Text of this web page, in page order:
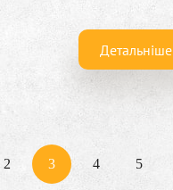
Детальніше
2 3 4 5